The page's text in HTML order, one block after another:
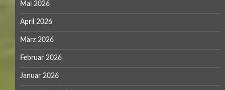
Mai 2026
April 2026
März 2026
Februar 2026
Januar 2026